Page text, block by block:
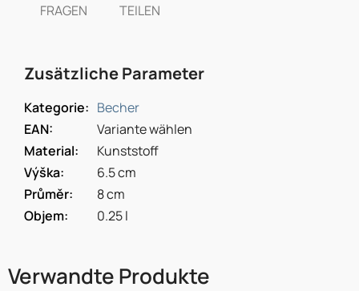
FRAGEN TEILEN
Zusätzliche Parameter
Kategorie: Becher
EAN:
Variante wählen
Material:
Kunststoff
Výška:
6.5 cm
Průměr:
8 cm
Objem: 0.25 l
Verwandte Produkte